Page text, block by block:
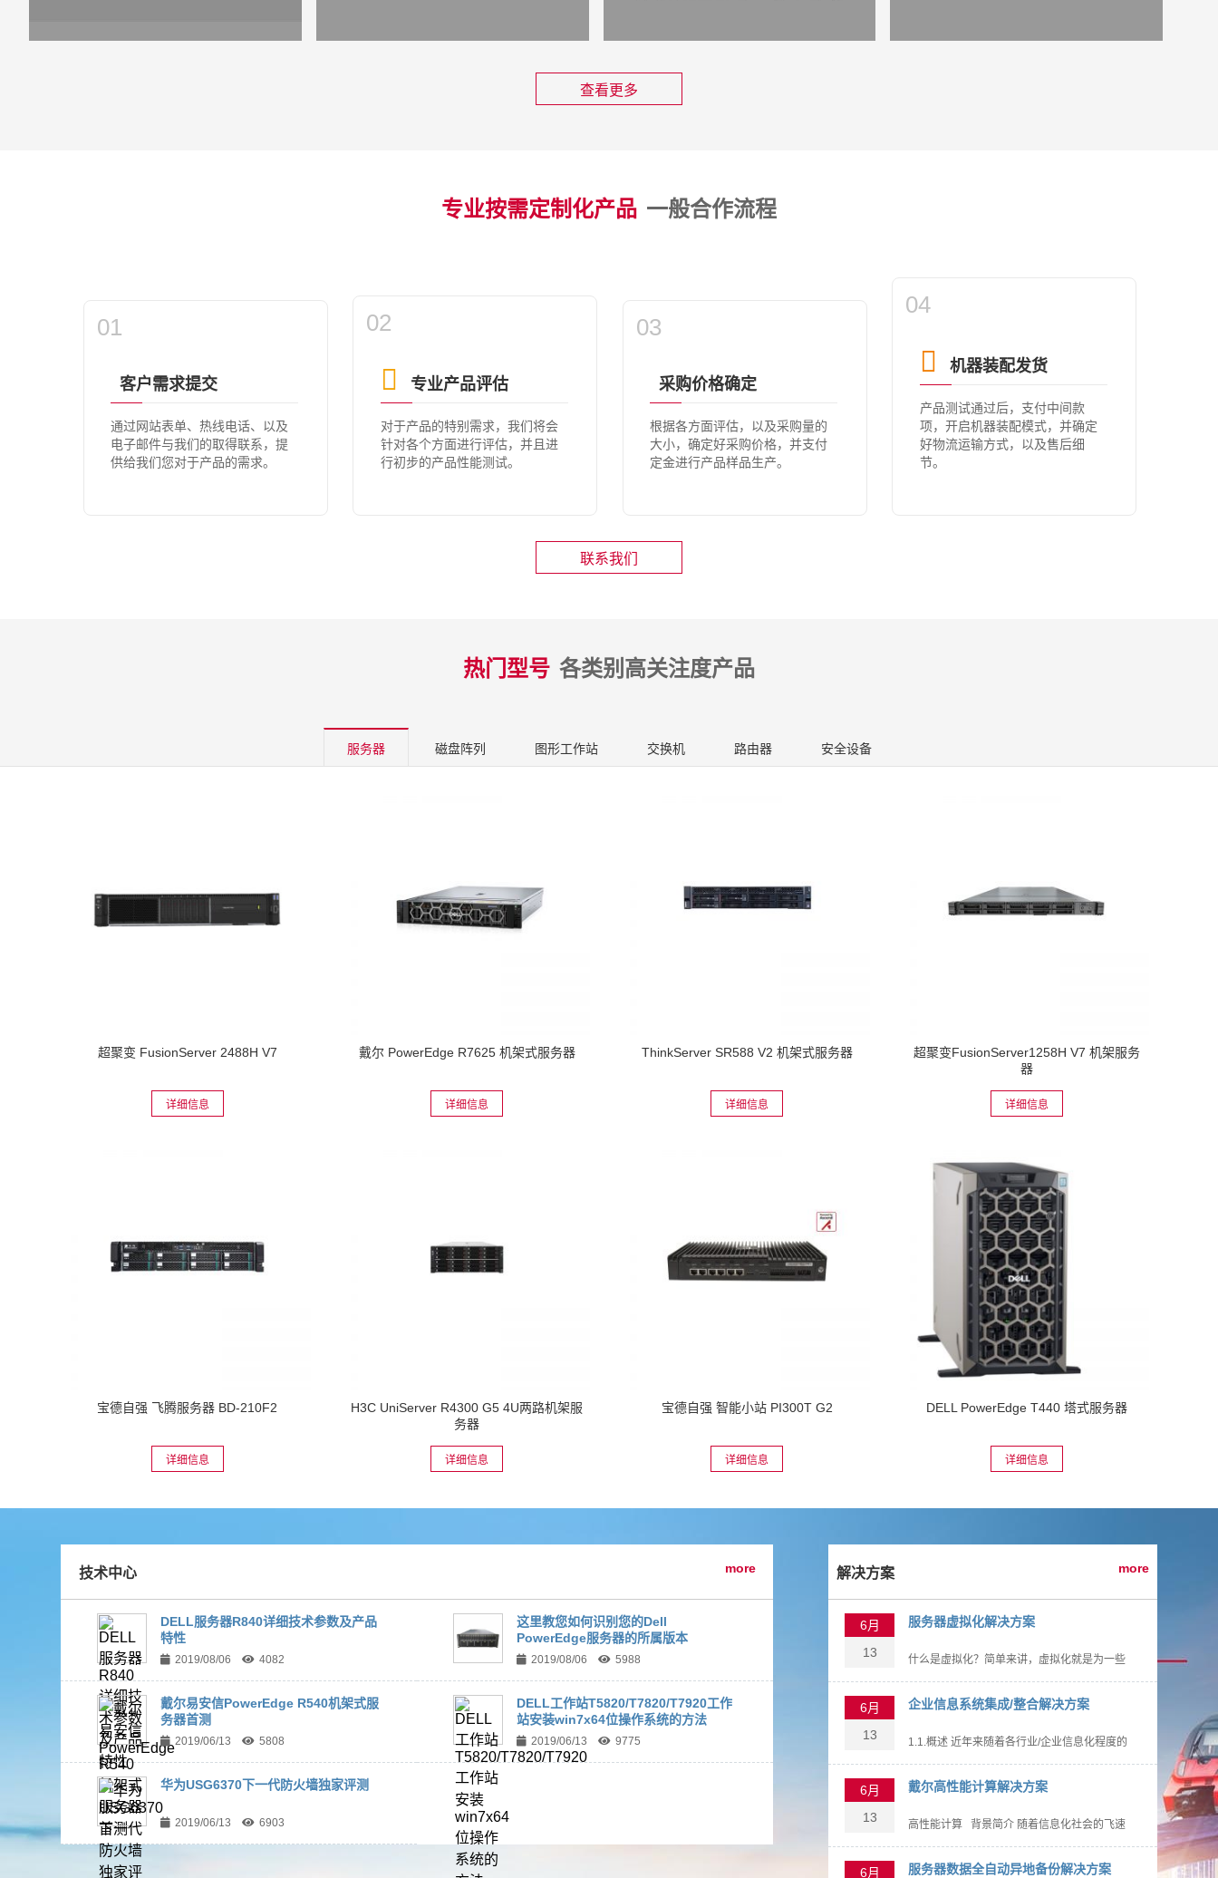
查看更多
专业按需定制化产品 一般合作流程
01
客户需求提交
通过网站表单、热线电话、以及
电子邮件与我们的取得联系，提
供给我们您对于产品的需求。
02
专业产品评估
对于产品的特别需求，我们将会
针对各个方面进行评估，并且进
行初步的产品性能测试。
03
采购价格确定
根据各方面评估，以及采购量的
大小，确定好采购价格，并支付
定金进行产品样品生产。
04
机器装配发货
产品测试通过后，支付中间款
项，开启机器装配模式，并确定
好物流运输方式，以及售后细
节。
联系我们
热门型号 各类别高关注度产品
服务器 磁盘阵列 图形工作站 交换机 路由器 安全设备
超聚变 FusionServer 2488H V7
详细信息
戴尔 PowerEdge R7625 机架式服务器
详细信息
ThinkServer SR588 V2 机架式服务器
详细信息
超聚变FusionServer1258H V7 机架服务
器
详细信息
宝德自强 飞腾服务器 BD-210F2
详细信息
H3C UniServer R4300 G5 4U两路机架服
务器
详细信息
宝德自强 智能小站 PI300T G2
详细信息
DELL PowerEdge T440 塔式服务器
详细信息
技术中心 more
DELL服务器R840详细技术参数及产品
特性
2019/08/06 4082
这里教您如何识别您的Dell
PowerEdge服务器的所属版本
2019/08/06 5988
戴尔易安信PowerEdge R540机架式服
务器首测
2019/06/13 5808
DELL工作站T5820/T7820/T7920工作
站安装win7x64位操作系统的方法
2019/06/13 9775
华为USG6370下一代防火墙独家评测
2019/06/13 6903
解决方案 more
6月
13
服务器虚拟化解决方案
什么是虚拟化？简单来讲，虚拟化就是为一些
6月
13
企业信息系统集成/整合解决方案
1.1.概述 近年来随着各行业/企业信息化程度的
6月
13
戴尔高性能计算解决方案
高性能计算 背景简介 随着信息化社会的飞速
6月 服务器数据全自动异地备份解决方案